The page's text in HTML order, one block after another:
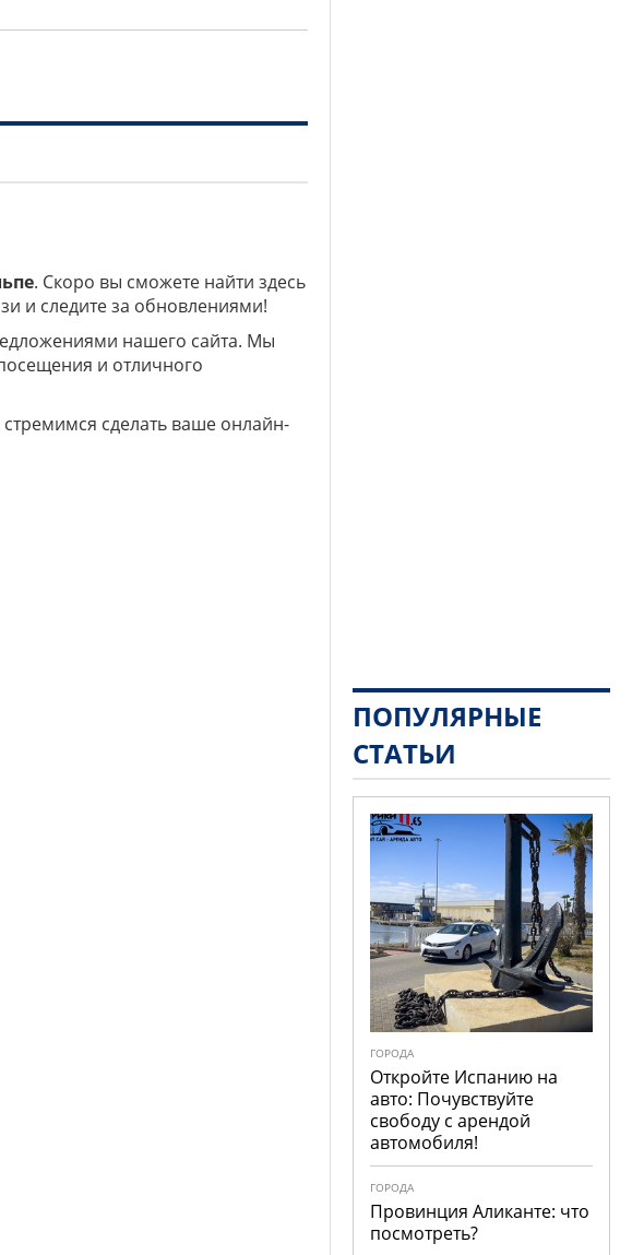
. Скоро вы сможете найти здесь
и следите за обновлениями!
нашего сайта. Мы
и отличного
сделать ваше онлайн-
ПОПУЛЯРНЫЕ
СТАТЬИ
ГОРОДА
Откройте Испанию на
авто: Почувствуйте
свободу с арендой
автомобиля!
ГОРОДА
Провинция Аликанте: что
посмотреть?